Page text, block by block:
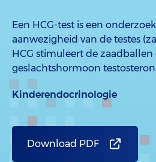
Een HCG-test is een
aanwezigheid van de testes
HCG stimuleert de
geslachtshormoon
Kinderendocrinologie
Download PDF